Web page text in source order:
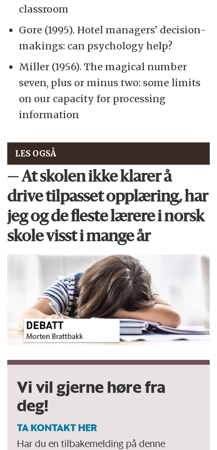
classroom
Gore (1995). Hotel managers’ decision-
makings: can psychology help?
Miller (1956). The magical number
seven, plus or minus two: some limits
on our capacity for processing
information
LES OGSÅ
— At skolen ikke klarer å
drive tilpasset opplæring, har
jeg og de fleste lærere i norsk
skole visst i mange år
Vi vil gjerne høre fra
deg!
TA KONTAKT HER
Har du en tilbakemelding på denne